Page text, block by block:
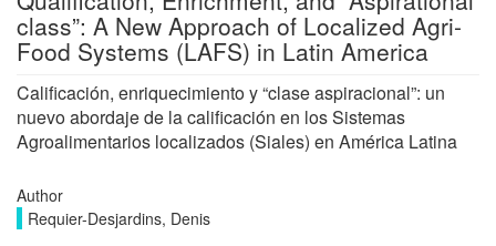
class”: A New Approach of Localized Agri-
Food Systems (LAFS) in Latin America
Calificación, enriquecimiento y “clase aspiracional”: un
nuevo abordaje de la calificación en los Sistemas
Agroalimentarios localizados (Siales) en América Latina
Author
Requier-Desjardins, Denis